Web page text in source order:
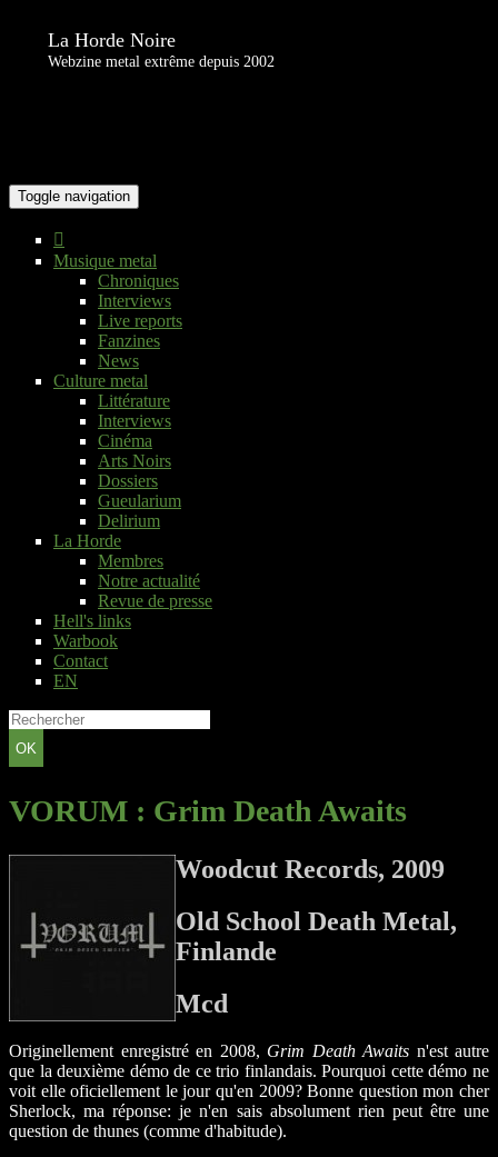
La Horde Noire
Webzine metal extrême depuis 2002
Toggle navigation
Musique metal
Chroniques
Interviews
Live reports
Fanzines
News
Culture metal
Littérature
Interviews
Cinéma
Arts Noirs
Dossiers
Gueularium
Delirium
La Horde
Membres
Notre actualité
Revue de presse
Hell's links
Warbook
Contact
EN
OK
VORUM : Grim Death Awaits
Woodcut Records, 2009
Old School Death Metal,
Finlande
Mcd
Originellement enregistré en 2008, Grim Death Awaits n'est autre
que la deuxième démo de ce trio finlandais. Pourquoi cette démo ne
voit elle oficiellement le jour qu'en 2009? Bonne question mon cher
Sherlock, ma réponse: je n'en sais absolument rien peut être une
question de thunes (comme d'habitude).